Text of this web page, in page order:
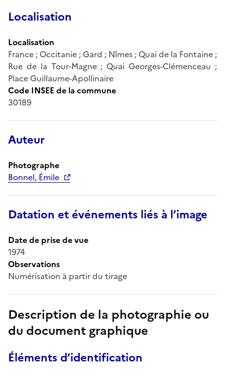
Localisation
Localisation
France ; Occitanie ; Gard ; Nîmes ; Quai de la Fontaine ;
Rue de la Tour-Magne ; Quai Georges-Clémenceau ;
Place Guillaume-Apollinaire
Code INSEE de la commune
30189
Auteur
Photographe
Bonnel, Émile
Datation et événements liés à l’image
Date de prise de vue
1974
Observations
Numérisation à partir du tirage
Description de la photographie ou
du document graphique
Éléments d’identification